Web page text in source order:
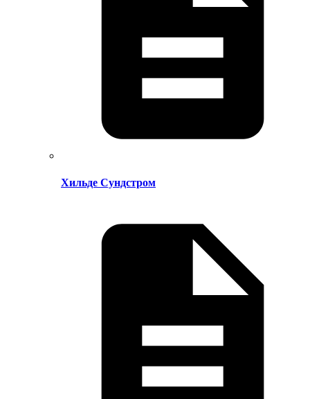
Хильде Сундстром